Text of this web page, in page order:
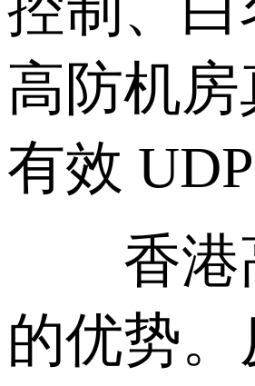
高防机
有效
香港高
的优势。